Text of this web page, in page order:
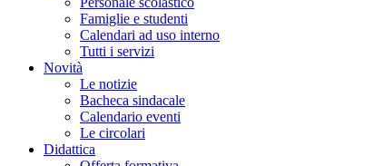
Famiglie e studenti
Calendari ad uso interno
Tutti i servizi
Novità
Le notizie
Bacheca sindacale
Calendario eventi
Le circolari
Didattica